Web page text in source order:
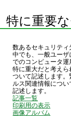
特に重要
数あるセキュリティ
中でも、一般ユーザ
でのコンピュータ運
特に重大だと考えら
ついて記述します。
ルス関連情報につい
記述します。
記事一覧
印刷用の表示
画像アルバム